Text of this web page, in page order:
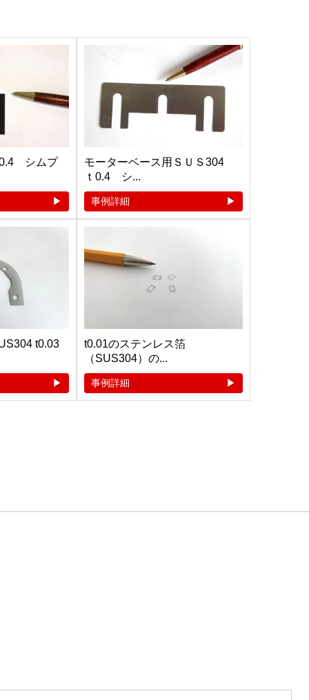
0.4 シムプ
モーターベース用ＳＵＳ304
ｔ0.4 シ...
事例詳細
t0.03
t0.01のステンレス箔
（SUS304）の...
事例詳細